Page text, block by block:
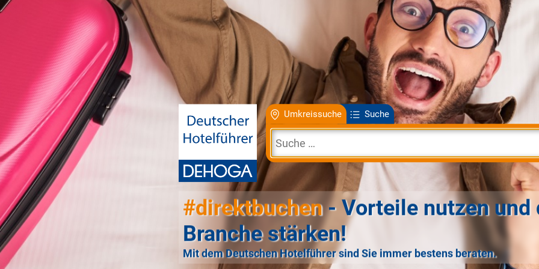
Umkreissuche Suche
#direktbuchen- Vorteile nutzen und
Branche stärken!
Mit dem Deutschen Hotelführer sind Sie immer bestens beraten.